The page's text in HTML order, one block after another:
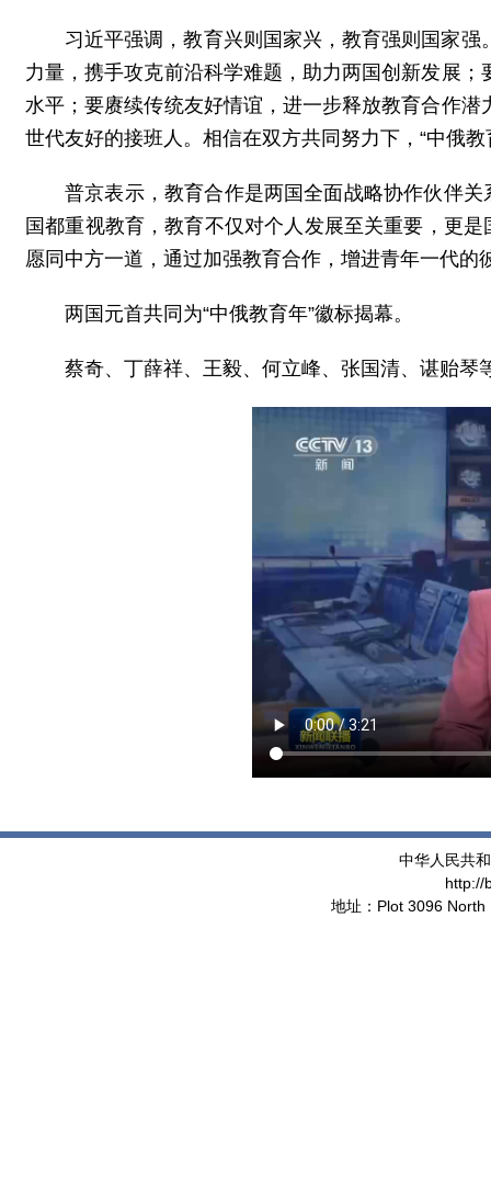
习近平强调，教育兴则国家兴，教育强则国家
力量，携手攻克前沿科学难题，助力两国创新发展
水平；要赓续传统友好情谊，进一步释放教育合作
世代友好的接班人。相信在双方共同努力下，“中俄
普京表示，教育合作是两国全面战略协作伙伴
国都重视教育，教育不仅对个人发展至关重要，更
愿同中方一道，通过加强教育合作，增进青年一代
两国元首共同为“中俄教育年”徽标揭幕。
蔡奇、丁薛祥、王毅、何立峰、张国清、谌贻琴
中华人民共
http://
地址：Plot 3096